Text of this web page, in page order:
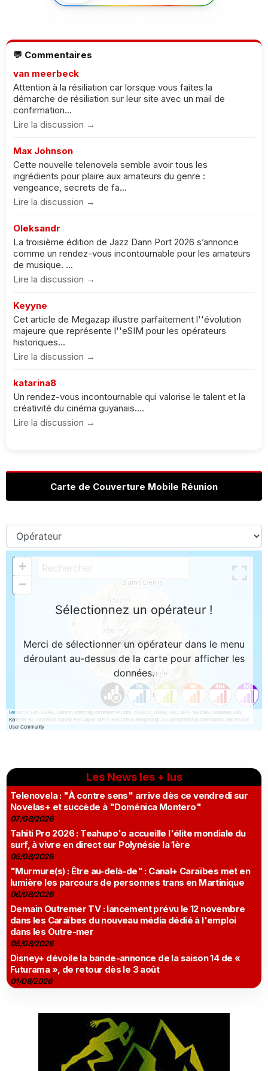
💬 Commentaires
van meerbeck
Attention à la résiliation car lorsque vous faites la
démarche de résiliation sur leur site avec un mail de
confirmation...
Lire la discussion →
Max Johnson
Cette nouvelle telenovela semble avoir tous les
ingrédients pour plaire aux amateurs du genre :
vengeance, secrets de fa...
Lire la discussion →
Oleksandr
La troisième édition de Jazz Dann Port 2026 s’annonce
comme un rendez-vous incontournable pour les amateurs
de musique. ...
Lire la discussion →
Keyyne
Cet article de Megazap illustre parfaitement l''évolution
majeure que représente l''eSIM pour les opérateurs
historiques...
Lire la discussion →
katarina8
Un rendez-vous incontournable qui valorise le talent et la
créativité du cinéma guyanais....
Lire la discussion →
Carte de Couverture Mobile Réunion
Les News les + lus
Telenovela : "À contre sens" arrive dès ce vendredi sur
Novelas+ et succède à "Doménica Montero"
07/08/2026
Tahiti Pro 2026 : Teahupo'o accueille l'élite mondiale du
surf, à vivre en direct sur Polynésie la 1ère
05/08/2026
"Murmure(s) : Être au-delà-de" : Canal+ Caraïbes met en
lumière les parcours de personnes trans en Martinique
06/08/2026
Demain Outremer TV : lancement prévu le 12 novembre
dans les Caraïbes du nouveau média dédié à l'emploi
dans les Outre-mer
05/08/2026
Disney+ dévoile la bande-annonce de la saison 14 de «
Futurama », de retour dès le 3 août
01/08/2026